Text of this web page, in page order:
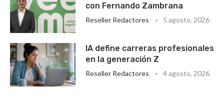
con Fernando Zambrana
Reseller Redactores 5 agosto, 2026
IA define carreras profesionales
en la generación Z
Reseller Redactores 4 agosto, 2026